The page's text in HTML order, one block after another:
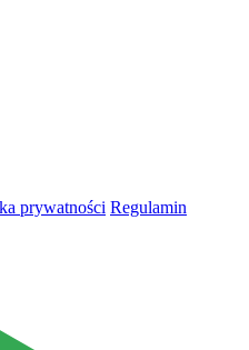
prywatności Regulamin